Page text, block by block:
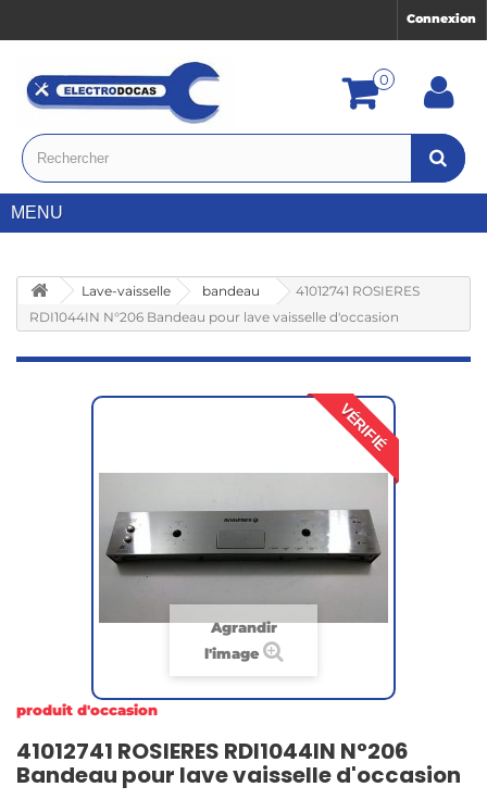
Connexion
0
MENU
Lave-vaisselle bandeau
41012741 ROSIERES
RDI1044IN N°206 Bandeau pour lave vaisselle d'occasion
VÉRIFIÉ
Agrandir
l'image
produit d'occasion
41012741 ROSIERES RDI1044IN N°206
Bandeau pour lave vaisselle d'occasion